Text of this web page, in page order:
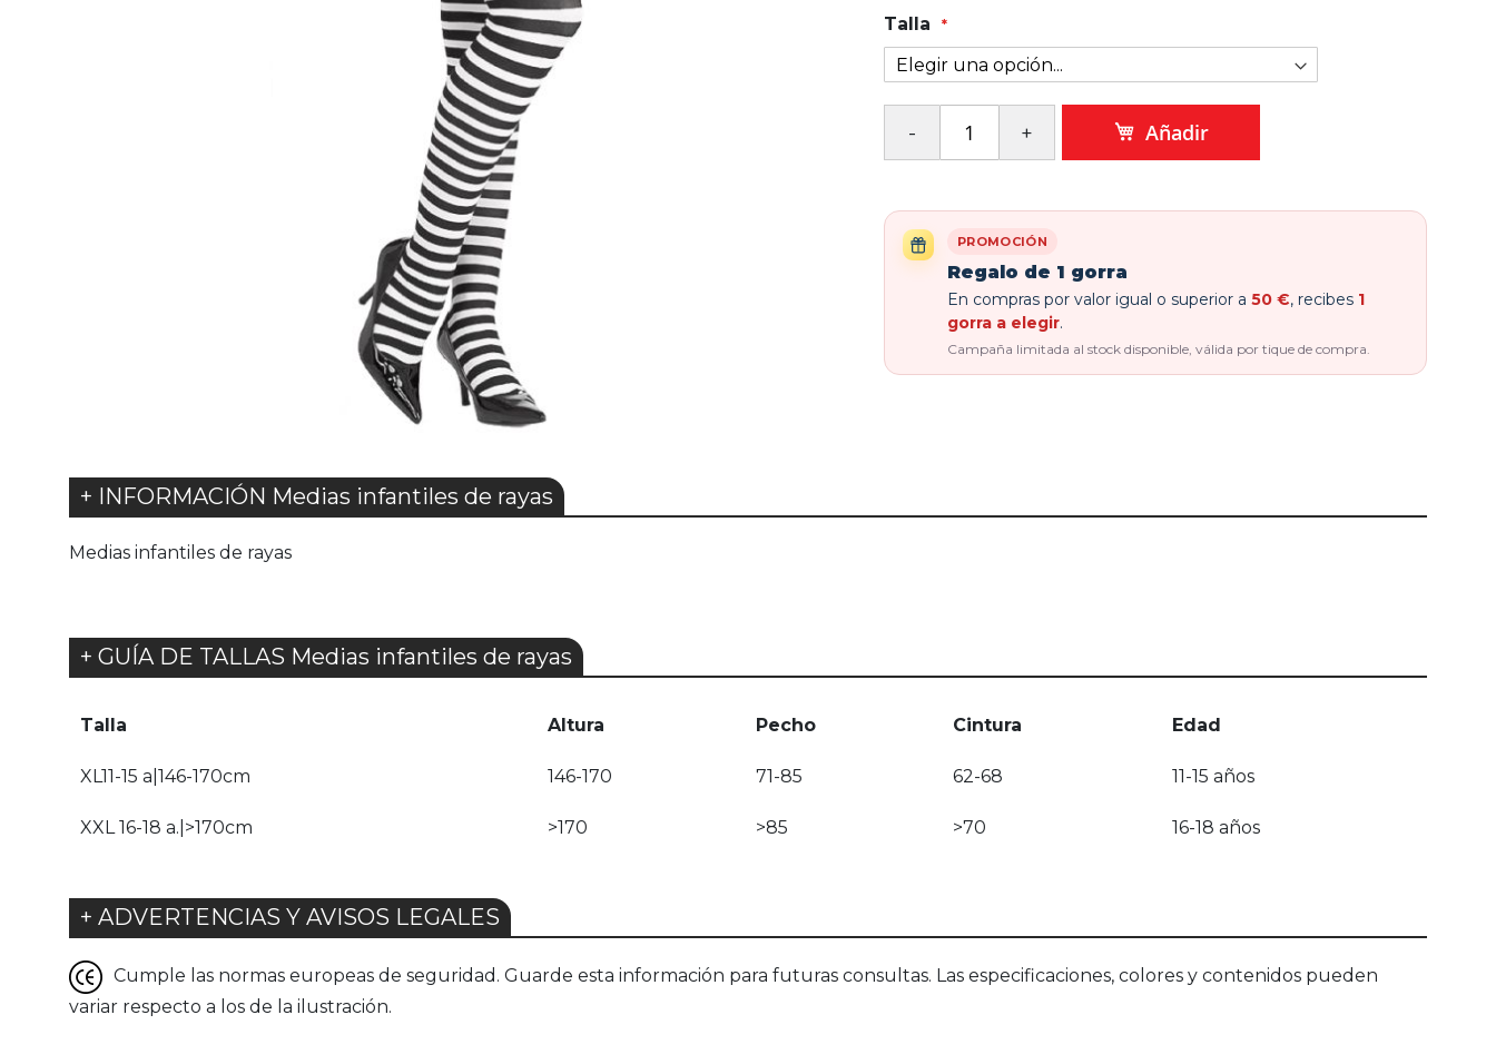
Talla
Añadir
PROMOCIÓN
Regalo de 1 gorra
En compras por valor igual o superior a 50 €, recibes 1
gorra a elegir.
Campaña limitada al stock disponible, válida por tique de compra.
+ INFORMACIÓN Medias infantiles de rayas
Medias infantiles de rayas
+ GUÍA DE TALLAS Medias infantiles de rayas
Talla Altura Pecho Cintura Edad
XL11-15 a|146-170cm 146-170 71-85 62-68 11-15 años
XXL 16-18 a.|>170cm >170 >85 >70 16-18 años
+ ADVERTENCIAS Y AVISOS LEGALES
Cumple las normas europeas de seguridad. Guarde esta información para futuras consultas. Las especificaciones, colores y contenidos pueden
variar respecto a los de la ilustración.